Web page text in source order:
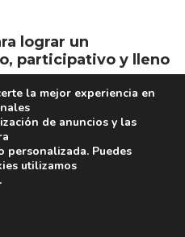
lograr un
participativo y lleno
la mejor experiencia en
de anuncios y las
personalizada. Puedes
utilizamos
.